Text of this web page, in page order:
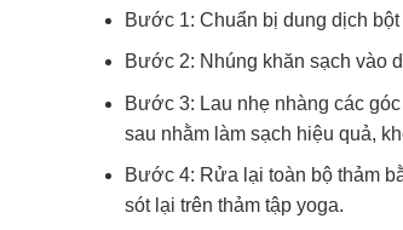
Bước 1: Chuẩn bị dung dịch
Bước 2: Nhúng khăn sạch vào
Bước 3: Lau nhẹ nhàng các
sau nhằm làm sạch hiệu quả,
Bước 4: Rửa lại toàn bộ thảm
sót lại trên thảm tập yoga.